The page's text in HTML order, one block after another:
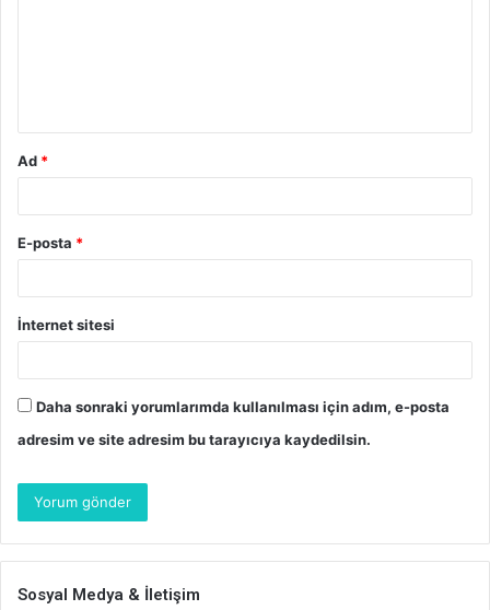
Ad *
E-posta *
İnternet sitesi
Daha sonraki yorumlarımda kullanılması için adım, e-posta
adresim ve site adresim bu tarayıcıya kaydedilsin.
Sosyal Medya & İletişim